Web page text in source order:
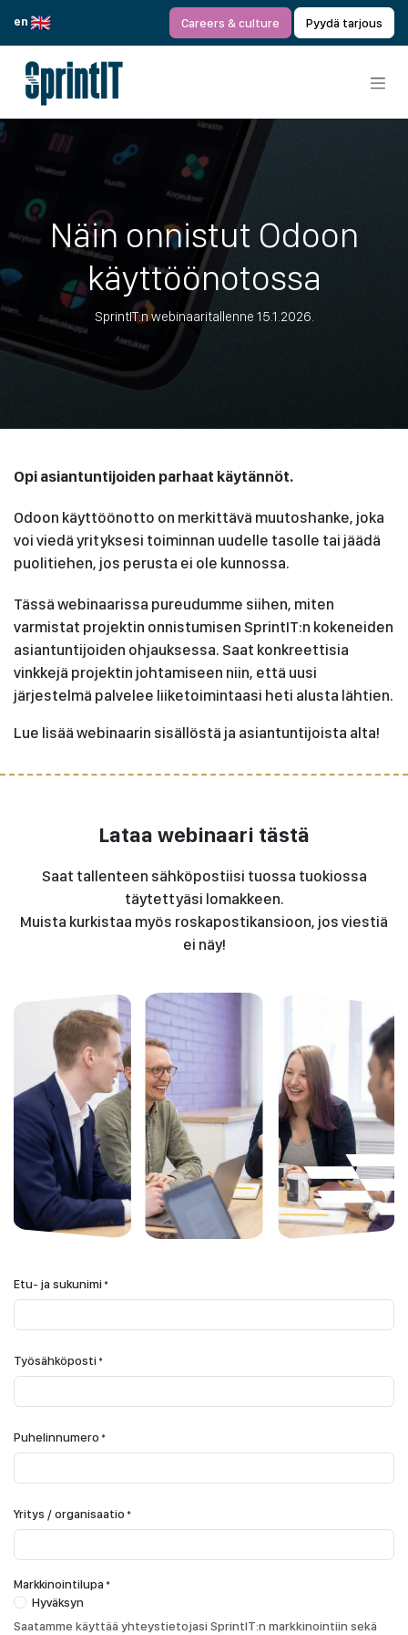
en
Careers & culture Pyydä tarjous
Näin onnistut Odoon
käyttöönotossa
SprintIT:n webinaaritallenne 15.1.2026.
Opi asiantuntijoiden parhaat käytännöt.
Odoon käyttöönotto on merkittävä muutoshanke, joka
voi viedä yrityksesi toiminnan uudelle tasolle tai jäädä
puolitiehen, jos perusta ei ole kunnossa.
Tässä webinaarissa pureudumme siihen, miten
varmistat projektin onnistumisen SprintIT:n kokeneiden
asiantuntijoiden ohjauksessa. Saat konkreettisia
vinkkejä projektin johtamiseen niin, että uusi
järjestelmä palvelee liiketoimintaasi heti alusta lähtien.
Lue lisää webinaarin sisällöstä ja asiantuntijoista alta!
Lataa webinaari tästä
Saat tallenteen sähköpostiisi tuossa tuokiossa
täytettyäsi lomakkeen.
Muista kurkistaa myös roskapostikansioon, jos viestiä
ei näy!
Etu- ja sukunimi *
Työsähköposti *
Puhelinnumero *
Yritys / organisaatio *
Markkinointilupa *
Hyväksyn
Saatamme käyttää yhteystietojasi SprintIT:n markkinointiin sekä